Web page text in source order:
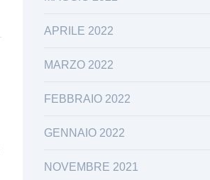
APRILE 2022
MARZO 2022
FEBBRAIO 2022
GENNAIO 2022
NOVEMBRE 2021